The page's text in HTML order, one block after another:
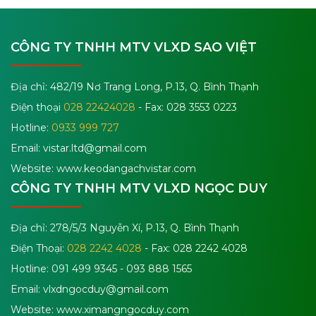
CÔNG TY TNHH MTV VLXD SAO VIỆT
Địa chỉ: 482/19 Nơ Trang Long, P.13, Q. Bình Thạnh
Điện thoại 028 22424028 - Fax: 028 3553 0223
Hotline: 0933 999 727
Email: vistar.ltd@gmail.com
Website: www.keodangachvistar.com
CÔNG TY TNHH MTV VLXD NGỌC DUY
Địa chỉ: 278/5/3 Nguyễn Xí, P.13, Q. Bình Thạnh
Điện Thoại: 028 2242 4028 - Fax: 028 2242 4028
Hotline: 091 499 9345 - 093 888 1565
Email: vlxdngocduy@gmail.com
Website: www.ximangngocduy.com